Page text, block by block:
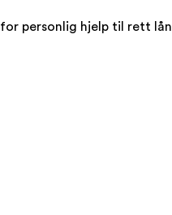
for personlig hjelp til rett lån